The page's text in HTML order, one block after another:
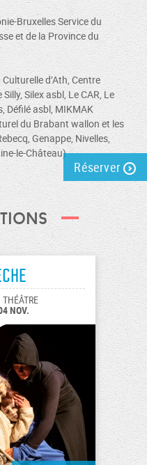
Bruxelles Service du
et de la Province du
d’Ath, Centre
Silex asbl, Le CAR, Le
Défilé asbl, MIKMAK
du Brabant wallon et les
Genappe, Nivelles,
le-Château)
Réserver
THÉÂTRE
NOV.